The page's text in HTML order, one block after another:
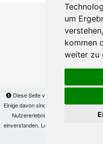
um
kommen
weiter zu
Diese Seite verwendet Cookies, um
Einige davon sind notwendig, damit
Nutzererlebnis zu verbessern. Mit
einverstanden. Lesen Sie unsere